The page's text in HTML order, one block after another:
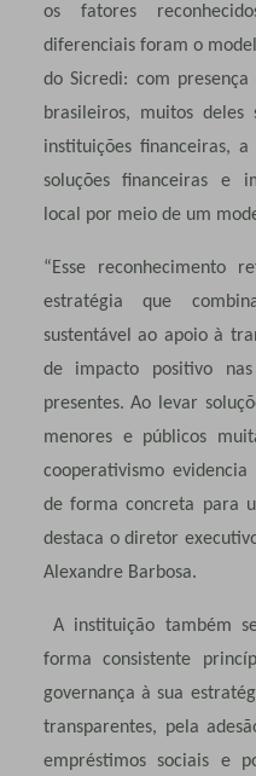
os fatores
diferenciais foram o
do Sicredi: com
brasileiros, muitos
instituições financeiras,
soluções financeiras e
local por meio de um
“Esse reconhecimento
estratégia que
sustentável ao apoio à
de impacto positivo nas
presentes. Ao levar
menores e públicos
cooperativismo
de forma concreta para
destaca o diretor
Alexandre Barbosa.
A instituição também
forma consistente
governança à sua
transparentes, pela
empréstimos sociais e